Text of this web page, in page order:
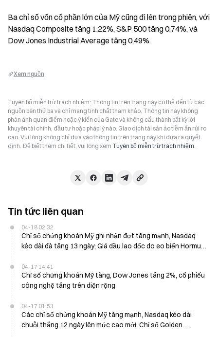
Ba chỉ số vốn cổ phần lớn của Mỹ cũng đi lên trong phiên, với
Nasdaq Composite tăng 1,22%, S&P 500 tăng 0,74%, và
Dow Jones Industrial Average tăng 0,49%.
Xem nguồn
Tuyên bố miễn trừ trách nhiệm: Thông tin trên trang này có thể đến từ các
nguồn bên thứ ba và chỉ mang tính chất tham khảo. Thông tin này không
phản ánh quan điểm hoặc ý kiến của Gate và không cấu thành bất kỳ lời
khuyên tài chính, đầu tư hoặc pháp lý nào. Giao dịch tài sản ảo tiềm ẩn rủi ro
cao. Vui lòng không chỉ dựa vào thông tin trên trang này khi đưa ra quyết
định. Để biết thêm chi tiết, vui lòng xem Tuyên bố miễn trừ trách nhiệm.
Tin tức liên quan
04-18 02:32
Chỉ số chứng khoán Mỹ ghi nhận đợt tăng mạnh, Nasdaq
kéo dài đà tăng 13 ngày; Giá dầu lao dốc do eo biển Hormuz
04-17 14:41
Chỉ số chứng khoán Mỹ tăng, Dow Jones tăng 2%, cổ phiếu
công nghệ tăng trên diện rộng
04-17 01:53
Các chỉ số chứng khoán Mỹ tăng mạnh, Nasdaq kéo dài
chuỗi thắng 12 ngày lên mức cao mới; Chỉ số Golden